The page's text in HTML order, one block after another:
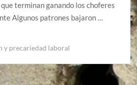
terminan ganando los choferes
Algunos patrones bajaron …
y precariedad laboral